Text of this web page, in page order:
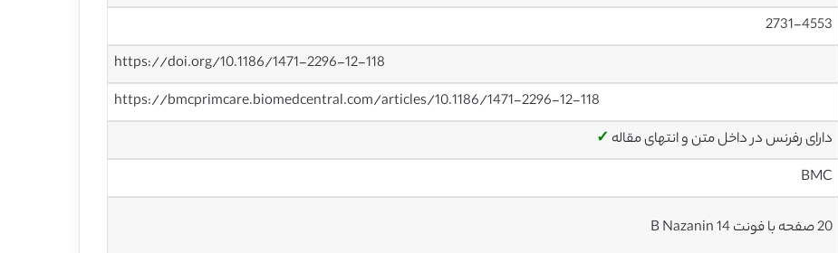
2731-4553
https://doi.org/10.1186/1471-2296-12-118
https://bmcprimcare.biomedcentral.com/articles/10.1186/1471-2296-12-118
دارای رفرنس در داخل متن و انتهای مقاله ✓
BMC
20 صفحه با فونت 14 B Nazanin